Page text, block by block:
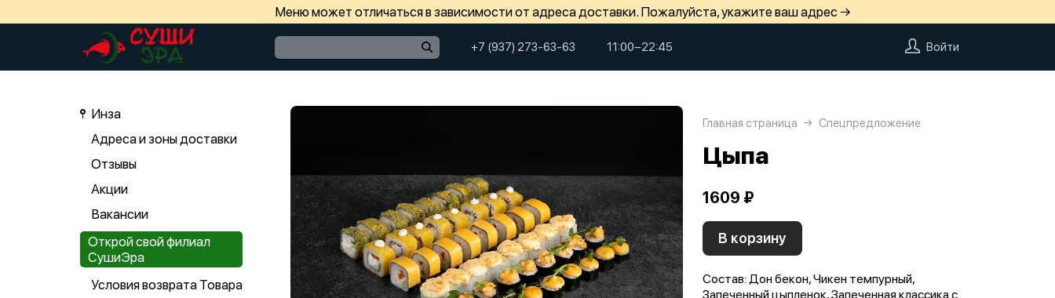
Меню может отличаться в зависимости от адреса доставки. Пожалуйста, укажите ваш адрес →
+7 (937) 273-63-63 11:00−22:45 Войти
Инза
Адреса и зоны доставки
Отзывы
Акции
Вакансии
Открой свой филиал
СушиЭра
Условия возврата Товара
Главная страница Спецпредложение
Цыпа
1609 ₽
В корзину
Состав: Дон бекон, Чикен темпурный,
Запеченный цыпленок, Запеченная классика с